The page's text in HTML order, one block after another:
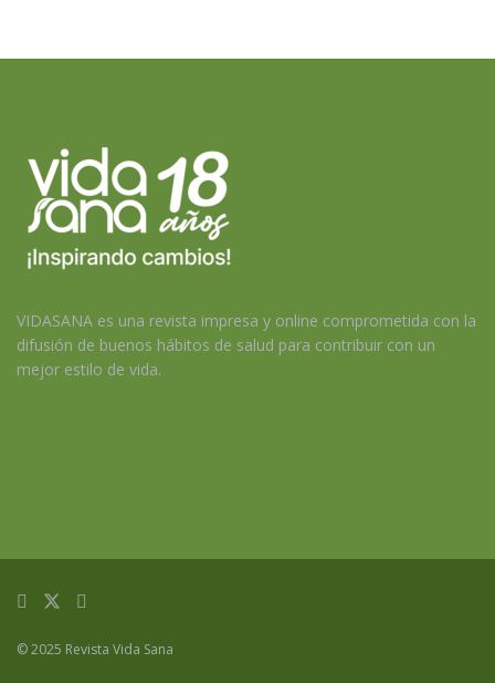
VIDASANA es una revista impresa y online comprometida con la
difusión de buenos hábitos de salud para contribuir con un
mejor estilo de vida.
© 2025 Revista Vida Sana